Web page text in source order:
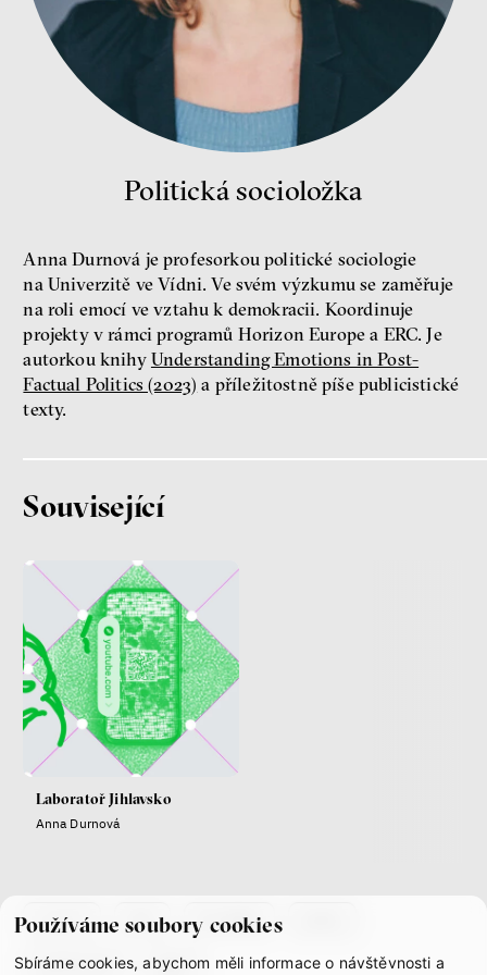
Používáme soubory cookies
Sbíráme cookies, abychom měli informace o návštěvnosti a
peníze
majetek oligarchů určuje
pravidla
Jeffrey A. Winters
Petr Bittner
Patricia Churchland
Politická socioložka
Anna Durnová je profesorkou politické sociologie
na Univerzitě ve Vídni. Ve svém výzkumu se zaměřuje
na roli emocí ve vztahu k demokracii. Koordinuje
projekty v rámci programů Horizon Europe a ERC. Je
autorkou knihy Understanding Emotions in Post-
Factual Politics (2023) a příležitostně píše publicistické
texty.
Související
Laboratoř Jihlavsko
Anna Durnová
co je if tým kontakty
partnerství gdpr